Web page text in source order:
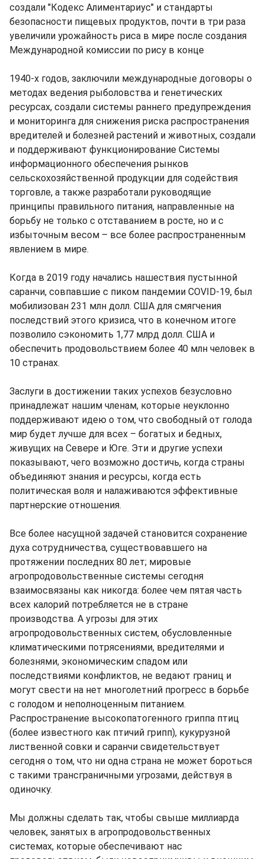
создали "Кодекс Алиментариус" и стандарты
безопасности пищевых продуктов, почти в три раза
увеличили урожайность риса в мире после создания
Международной комиссии по рису в конце
1940-х годов, заключили международные договоры о
методах ведения рыболовства и генетических
ресурсах, создали системы раннего предупреждения
и мониторинга для снижения риска распространения
вредителей и болезней растений и животных, создали
и поддерживают функционирование Системы
информационного обеспечения рынков
сельскохозяйственной продукции для содействия
торговле, а также разработали руководящие
принципы правильного питания, направленные на
борьбу не только с отставанием в росте, но и с
избыточным весом – все более распространенным
явлением в мире.
Когда в 2019 году начались нашествия пустынной
саранчи, совпавшие с пиком пандемии COVID-19, был
мобилизован 231 млн долл. США для смягчения
последствий этого кризиса, что в конечном итоге
позволило сэкономить 1,77 млрд долл. США и
обеспечить продовольствием более 40 млн человек в
10 странах.
Заслуги в достижении таких успехов безусловно
принадлежат нашим членам, которые неуклонно
поддерживают идею о том, что свободный от голода
мир будет лучше для всех – богатых и бедных,
живущих на Севере и Юге. Эти и другие успехи
показывают, чего возможно достичь, когда страны
объединяют знания и ресурсы, когда есть
политическая воля и налаживаются эффективные
партнерские отношения.
Все более насущной задачей становится сохранение
духа сотрудничества, существовавшего на
протяжении последних 80 лет; мировые
агропродовольственные системы сегодня
взаимосвязаны как никогда: более чем пятая часть
всех калорий потребляется не в стране
производства. А угрозы для этих
агропродовольственных систем, обусловленные
климатическими потрясениями, вредителями и
болезнями, экономическим спадом или
последствиями конфликтов, не ведают границ и
могут свести на нет многолетний прогресс в борьбе
с голодом и неполноценным питанием.
Распространение высокопатогенного гриппа птиц
(более известного как птичий грипп), кукурузной
лиственной совки и саранчи свидетельствует
сегодня о том, что ни одна страна не может бороться
с такими трансграничными угрозами, действуя в
одиночку.
Мы должны сделать так, чтобы свыше миллиарда
человек, занятых в агропродовольственных
системах, которые обеспечивают нас